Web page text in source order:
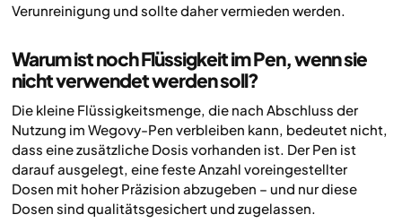
Verunreinigung und sollte daher vermieden werden.
Warum ist noch Flüssigkeit im Pen, wenn sie
nicht verwendet werden soll?
Die kleine Flüssigkeitsmenge, die nach Abschluss der
Nutzung im Wegovy-Pen verbleiben kann, bedeutet nicht,
dass eine zusätzliche Dosis vorhanden ist. Der Pen ist
darauf ausgelegt, eine feste Anzahl voreingestellter
Dosen mit hoher Präzision abzugeben – und nur diese
Dosen sind qualitätsgesichert und zugelassen.